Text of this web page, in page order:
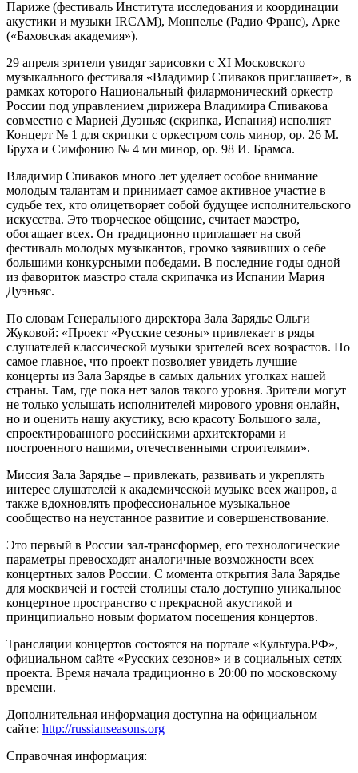
Париже (фестиваль Института исследования и координации
акустики и музыки IRCAM), Монпелье (Радио Франс), Арке
(«Баховская академия»).
29 апреля зрители увидят зарисовки с XI Московского
музыкального фестиваля «Владимир Спиваков приглашает», в
рамках которого Национальный филармонический оркестр
России под управлением дирижера Владимира Спивакова
совместно с Марией Дуэньяс (скрипка, Испания) исполнят
Концерт № 1 для скрипки с оркестром соль минор, op. 26 М.
Бруха и Симфонию № 4 ми минор, op. 98 И. Брамса.
Владимир Спиваков много лет уделяет особое внимание
молодым талантам и принимает самое активное участие в
судьбе тех, кто олицетворяет собой будущее исполнительского
искусства. Это творческое общение, считает маэстро,
обогащает всех. Он традиционно приглашает на свой
фестиваль молодых музыкантов, громко заявивших о себе
большими конкурсными победами. В последние годы одной
из фавориток маэстро стала скрипачка из Испании Мария
Дуэньяс.
По словам Генерального директора Зала Зарядье Ольги
Жуковой: «Проект «Русские сезоны» привлекает в ряды
слушателей классической музыки зрителей всех возрастов. Но
самое главное, что проект позволяет увидеть лучшие
концерты из Зала Зарядье в самых дальних уголках нашей
страны. Там, где пока нет залов такого уровня. Зрители могут
не только услышать исполнителей мирового уровня онлайн,
но и оценить нашу акустику, всю красоту Большого зала,
спроектированного российскими архитекторами и
построенного нашими, отечественными строителями».
Миссия Зала Зарядье – привлекать, развивать и укреплять
интерес слушателей к академической музыке всех жанров, а
также вдохновлять профессиональное музыкальное
сообщество на неустанное развитие и совершенствование.
Это первый в России зал-трансформер, его технологические
параметры превосходят аналогичные возможности всех
концертных залов России. С момента открытия Зала Зарядье
для москвичей и гостей столицы стало доступно уникальное
концертное пространство с прекрасной акустикой и
принципиально новым форматом посещения концертов.
Трансляции концертов состоятся на портале «Культура.РФ»,
официальном сайте «Русских сезонов» и в социальных сетях
проекта. Время начала традиционно в 20:00 по московскому
времени.
Дополнительная информация доступна на официальном
сайте: http://russianseasons.org
Справочная информация: